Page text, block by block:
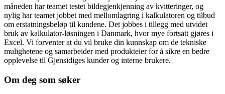
måneden har teamet testet bildegjenkjenning av kvitteringer, og
nylig har teamet jobbet med mellomlagring i kalkulatoren og tilbud
om erstatningsbeløp til kundene. Det jobbes i tillegg med utvidet
bruk av kalkulator-løsningen i Danmark, hvor mye fortsatt gjøres i
Excel. Vi forventer at du vil bruke din kunnskap om de tekniske
mulighetene og samarbeider med produkteier for å sikre en bedre
opplevelse til Gjensidiges kunder og interne brukere.
Om deg som søker